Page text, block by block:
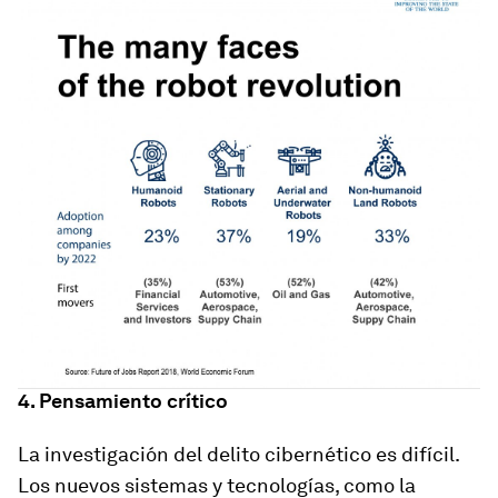
4. Pensamiento crítico
La investigación del delito cibernético es difícil.
Los nuevos sistemas y tecnologías, como la